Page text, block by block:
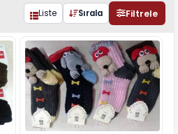
Liste Sırala Filtrele